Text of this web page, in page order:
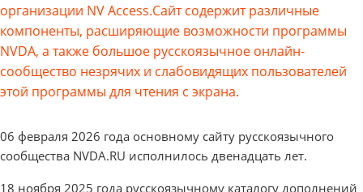
организации NV Access.Сайт содержит различные
компоненты, расширяющие возможности программы
NVDA, а также большое русскоязычное онлайн-
сообщество незрячих и слабовидящих пользователей
этой программы для чтения с экрана.
06 февраля 2026 года основному сайту русскоязычного
сообщества NVDA.RU исполнилось двенадцать лет.
18 ноября 2025 года русскоязычному каталогу дополнений